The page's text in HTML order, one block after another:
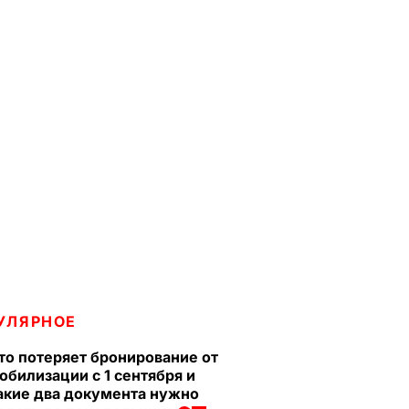
потеряет бронирование от
с 1 сентября и
два документа нужно